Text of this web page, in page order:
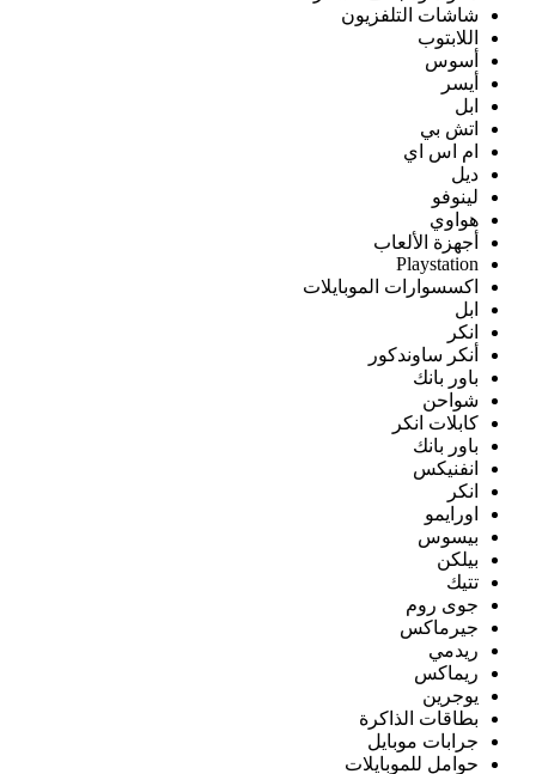
شاشات التلفزيون
اللابتوب
أسوس
أيسر
ابل
اتش بي
ام اس اي
ديل
لينوفو
هواوي
أجهزة الألعاب
Playstation
اكسسوارات الموبايلات
ابل
انكر
أنكر ساوندكور
باور بانك
شواحن
كابلات انكر
باور بانك
انفنيكس
انكر
اورايمو
بيسوس
بيلكن
تتيك
جوى روم
جيرماكس
ريدمي
ريماكس
يوجرين
بطاقات الذاكرة
جرابات موبايل
حوامل للموبايلات